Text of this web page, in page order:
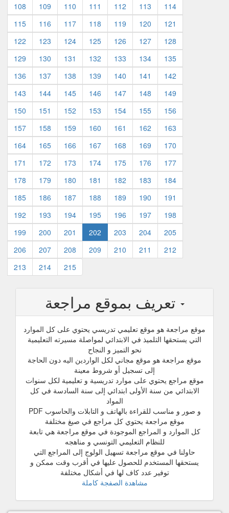
108
109 110 111 112 113
114
115
116 117 118 119 120
121
122
123 124 125 126 127
128
129
130 131 132 133 134
135
136
137 138 139 140 141
142
143
144 145 146 147 148
149
150
151 152 153 154 155
156
157
158 159 160 161 162
163
164
165 166 167 168 169
170
171
172 173 174 175 176
177
178
179 180 181 182 183
184
185
186 187 188 189 190
191
192
193 194 195 196 197
198
199
200 201 202 203 204
205
206
207 208 209 210 211
212
213
214 215
تعريف بموقع مراجعة
موقع مراجعة هو موقع تعليمي تدريسي يحتوي على كل الموارد
التي يستحقها التلميذ في الابتدائي لمواصلة مسيرته التعليمية
نحو التميز و النجاح
موقع مراجعة هو موقع مجاني لكل الواردين اليه دون الحاجة
إلى تسجيل أو شروط معينة
موقع مراجع يحتوي على موارد تدريسية و تعليمية لكل سنوات
الابتدائي من سنة الأولى ابتدائي إلى سنة السادسة في كل
المواد
و صور و مناسب للقراءة بالهاتف و التابلات والحاسوب PDF
موقع مراجعة يحتوي كل مراجع في صيغ مختلفة
كل الموارد و المراجع الموجودة في موقع مراجعة هي تابعة
للنظام التعليمي التونسي و مناهجه
حاولنا في موقع مراجعة تسهيل الولوج إلى المراجع التي
يستحقها المستخدم للحصول عليها في أقرب وقت ممكن و
توفير عدد كاف لها في أشكال مختلفة
مشاهدة الصفجة كاملة